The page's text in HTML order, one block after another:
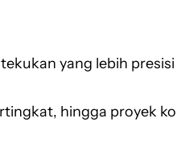
yang lebih
hingga proyek